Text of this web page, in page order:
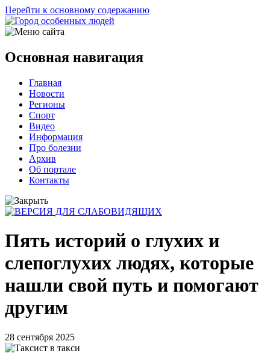
Перейти к основному содержанию
Основная навигация
Главная
Новости
Регионы
Спорт
Видео
Информация
Про болезни
Архив
Об портале
Контакты
Пять историй о глухих и
слепоглухих людях, которые
нашли свой путь и помогают
другим
28 сентября 2025